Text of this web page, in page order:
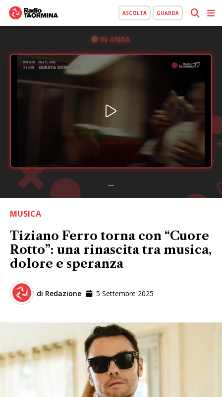
ASCOLTA GUARDA
IN ONDA
...
MUSICA
Tiziano Ferro torna con “Cuore
Rotto”: una rinascita tra musica,
dolore e speranza
di Redazione 5 Settembre 2025